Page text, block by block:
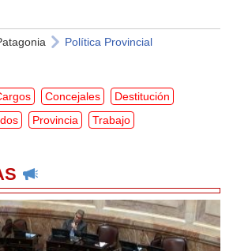
Política Provincial
Concejales
Destitución
Provincia Trabajo